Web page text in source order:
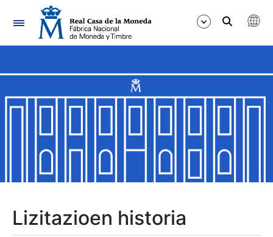
Nabigazioa
Erakutsi/Ezkutatu
Erakutsi/Ezkutatu
Erakutsi/Ezkutatu
Lizitazioen historia